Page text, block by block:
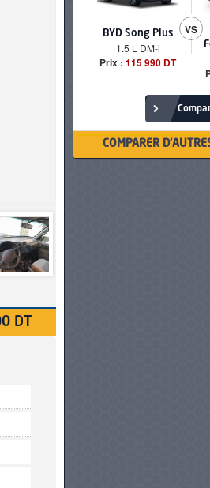
DT
BYD Song Plus
1.5 L DM-i
Prix : 115 990 DT
VS
COMPARER